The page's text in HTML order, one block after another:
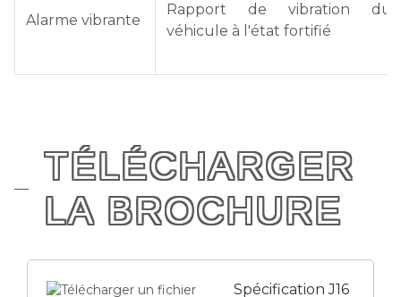
Alarme vibrante
Rapport de vibration du
véhicule à l'état fortifié
TÉLÉCHARGER
LA BROCHURE
Spécification J16